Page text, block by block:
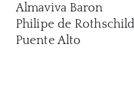
Almaviva Baron
Philipe de Rothschild
Puente Alto